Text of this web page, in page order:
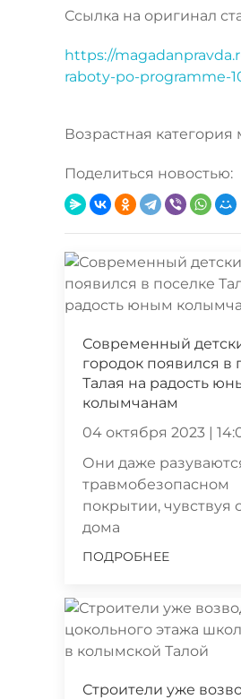
Ссылка на оригинал
https://
raboty-po-programme-
Возрастная категория
Поделиться новостью:
Современный
городок появился в
Талая на радость
колымчанам
04 октября 2023 |
Они даже
травмобезопасном
покрытии, чувствуя
дома
ПОДРОБНЕЕ
Строители уже